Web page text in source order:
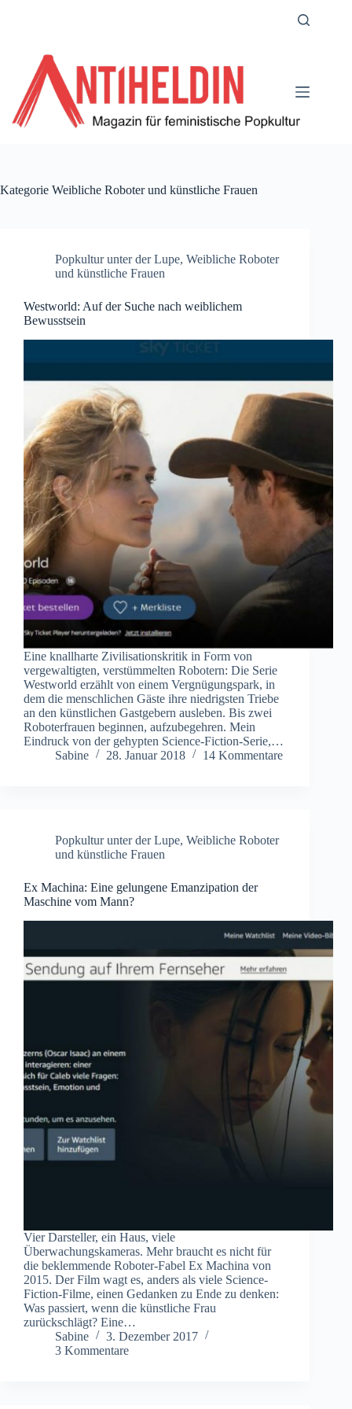
Kategorie Weibliche Roboter und künstliche Frauen
Popkultur unter der Lupe, Weibliche Roboter
und künstliche Frauen
Westworld: Auf der Suche nach weiblichem
Bewusstsein
Eine knallharte Zivilisationskritik in Form von
vergewaltigten, verstümmelten Robotern: Die Serie
Westworld erzählt von einem Vergnügungspark, in
dem die menschlichen Gäste ihre niedrigsten Triebe
an den künstlichen Gastgebern ausleben. Bis zwei
Roboterfrauen beginnen, aufzubegehren. Mein
Eindruck von der gehypten Science-Fiction-Serie,…
Sabine
28. Januar 2018 14 Kommentare
Popkultur unter der Lupe, Weibliche Roboter
und künstliche Frauen
Ex Machina: Eine gelungene Emanzipation der
Maschine vom Mann?
Vier Darsteller, ein Haus, viele
Überwachungskameras. Mehr braucht es nicht für
die beklemmende Roboter-Fabel Ex Machina von
2015. Der Film wagt es, anders als viele Science-
Fiction-Filme, einen Gedanken zu Ende zu denken:
Was passiert, wenn die künstliche Frau
zurückschlägt? Eine…
Sabine
3. Dezember 2017
3 Kommentare